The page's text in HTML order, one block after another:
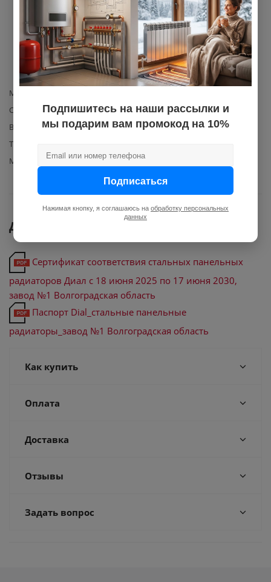
крепежный (3 шт.),
воздухоотводчик (кран
Маевского) с ключом,
комплект шурупов с
дюбелями, инструкция по
эксплуатации, упаковка
Межосевое расстояние
Способ подключения
боковое
Вид радиатора отопления
панельный
Тип стального радиатора
Материал изготовления
Документы
Сертификат соответствия стальных панельных
радиаторов Диал с 18 июня 2025 по 17 июня 2030,
завод №1 Волгоградская область
Паспорт Dial_стальные панельные
радиаторы_завод №1 Волгоградская область
Как купить
Оплата
Доставка
Отзывы
Задать вопрос
Подпишитесь на наши рассылки и
мы подарим вам промокод на 10%
Подписаться
Нажимая кнопку, я соглашаюсь на обработку персональных
данных